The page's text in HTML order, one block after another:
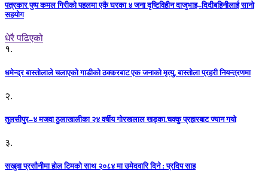
पत्रकार पुष्प कमल गिरीको पहलमा एकै घरका ४ जना दृष्टिविहीन दाजुभाइ–दिदीबहिनीलाई सानो
सहयोग
धेरै पढिएको
१.
धमेन्द्र बास्तोलाले चलाएको गाडीको ठक्करबाट एक जनाको मृत्यु, बास्तोला प्रहरी नियन्त्रणमा
२.
तुलसीपुर–४ मजवा ठुलाखालीका २४ वर्षीय गोरखलाल खड्का.चक्कु प्रहारबाट ज्यान गयो
३.
सखुवा प्रसौनीमा होल टिमको साथ २०८४ मा उमेदवारि दिने : प्रदिप साह